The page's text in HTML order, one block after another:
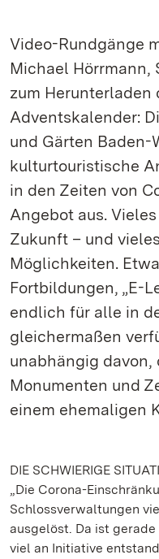
Video-Rundgänge
Michael
zum Herunterladen
Adventskalender:
und Gärten
kulturtouristische
in den Zeiten von
Angebot aus.
Zukunft – und
Möglichkeiten.
Fortbildungen, „E-
endlich für alle in
gleichermaßen
unabhängig davon,
Monumenten und
einem ehemaligen
DIE SCHWIERIGE
„Die Corona-
Schlossverwaltungen
ausgelöst. Da ist
viel an Initiative